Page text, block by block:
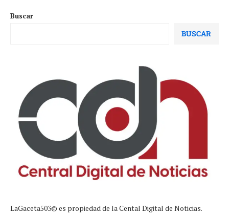
Buscar
BUSCAR
LaGaceta503© es propiedad de la Cental Digital de Noticias.